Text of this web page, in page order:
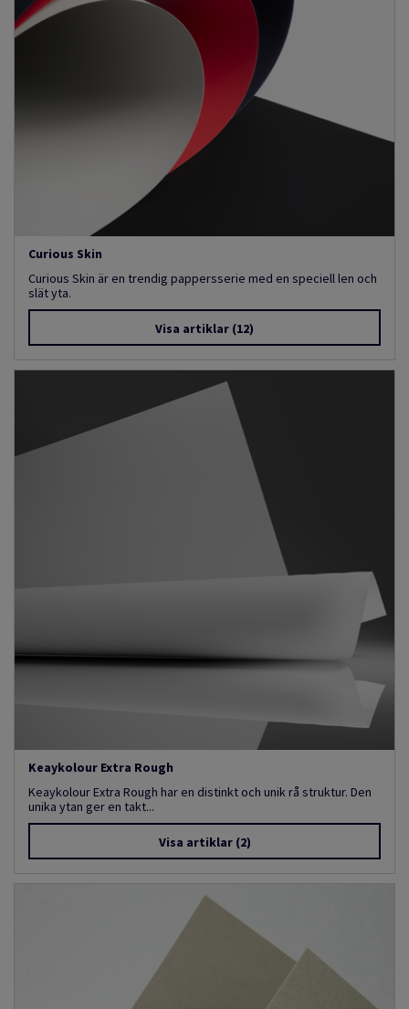
Curious Skin
Curious Skin är en trendig pappersserie med en speciell len och
slät yta.
Visa artiklar (12)
Keaykolour Extra Rough
Keaykolour Extra Rough har en distinkt och unik rå struktur. Den
unika ytan ger en takt...
Visa artiklar(2)